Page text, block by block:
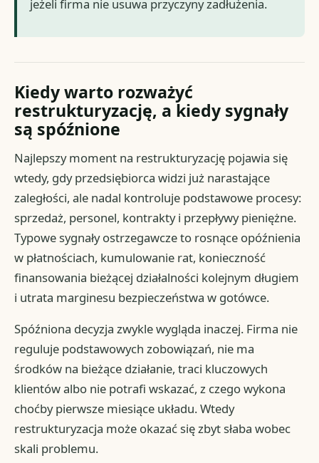
jeżeli firma nie usuwa przyczyny zadłużenia.
Kiedy warto rozważyć
restrukturyzację, a kiedy sygnały
są spóźnione
Najlepszy moment na restrukturyzację pojawia się
wtedy, gdy przedsiębiorca widzi już narastające
zaległości, ale nadal kontroluje podstawowe procesy:
sprzedaż, personel, kontrakty i przepływy pieniężne.
Typowe sygnały ostrzegawcze to rosnące opóźnienia
w płatnościach, kumulowanie rat, konieczność
finansowania bieżącej działalności kolejnym długiem
i utrata marginesu bezpieczeństwa w gotówce.
Spóźniona decyzja zwykle wygląda inaczej. Firma nie
reguluje podstawowych zobowiązań, nie ma
środków na bieżące działanie, traci kluczowych
klientów albo nie potrafi wskazać, z czego wykona
choćby pierwsze miesiące układu. Wtedy
restrukturyzacja może okazać się zbyt słaba wobec
skali problemu.